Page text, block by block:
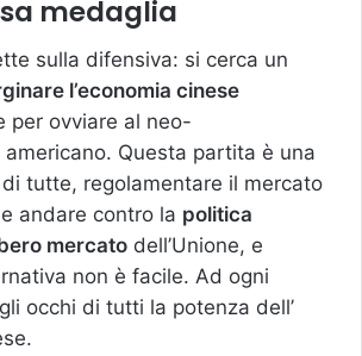
medaglia
sulla difensiva: si cerca un
l’economia cinese
per ovviare al neo-
Questa partita è una
tutte, regolamentare il mercato
andare contro la politica
mercato dell’Unione, e
non è facile. Ad ogni
occhi di tutti la potenza dell’